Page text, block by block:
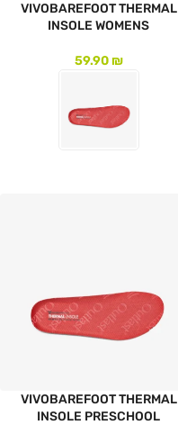
VIVOBAREFOOT THERMAL
INSOLE WOMENS
59.90₪
VIVOBAREFOOT THERMAL
INSOLE PRESCHOOL